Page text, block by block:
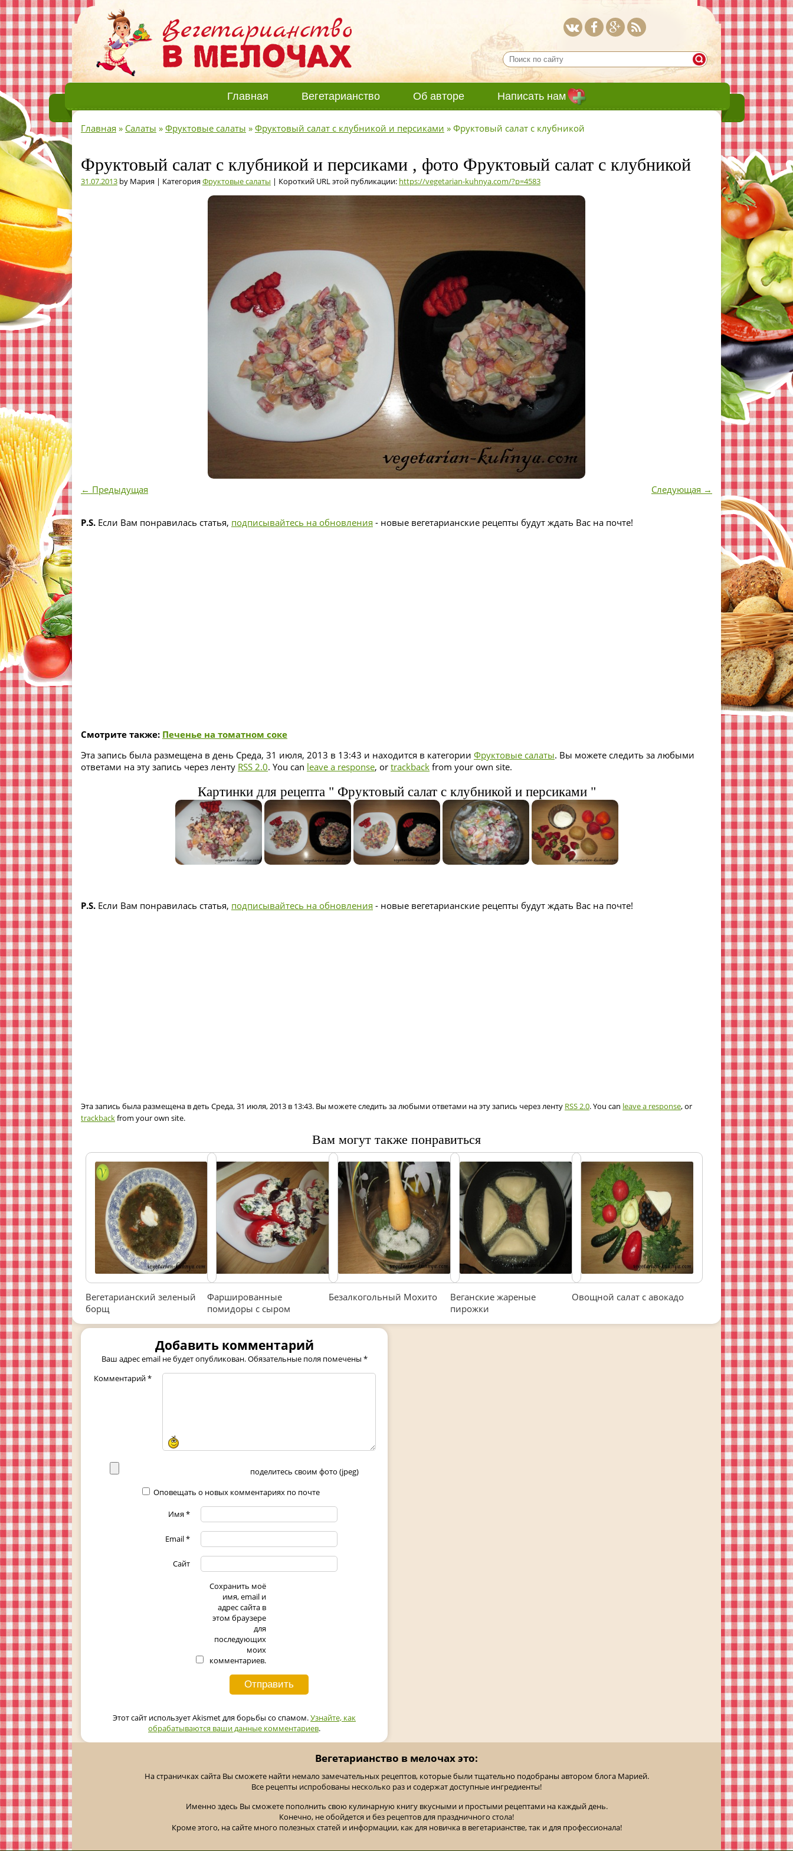
Главная Вегетарианство Об авторе Написать нам
Главная » Салаты » Фруктовые салаты » Фруктовый салат с клубникой и персиками » Фруктовый салат с клубникой
Фруктовый салат с клубникой и персиками , фото Фруктовый салат с клубникой
31.07.2013 by Мария | КатегорияФруктовые салаты | Короткий URL этой публикации: https://vegetarian-kuhnya.com/?p=4583
← Предыдущая Следующая →
P.S. Если Вам понравилась статья, подписывайтесь на обновления - новые вегетарианские рецепты будут ждать Вас на почте!
Смотрите также: Печенье на томатном соке
Эта запись была размещена в день Среда, 31 июля, 2013 в 13:43 и находится в категории Фруктовые салаты. Вы можете следить за любыми
ответами на эту запись через ленту RSS 2.0. You can leave a response, or trackback from your own site.
Картинки для рецепта " Фруктовый салат с клубникой и персиками "
P.S. Если Вам понравилась статья, подписывайтесь на обновления - новые вегетарианские рецепты будут ждать Вас на почте!
Эта запись была размещена в деть Среда, 31 июля, 2013 в 13:43. Вы можете следить за любыми ответами на эту запись через ленту RSS 2.0. You can leave a response, or
trackbackfrom your own site.
Вам могут также понравиться
Вегетарианский зеленый
борщ
Фаршированные
помидоры с сыром
Безалкогольный Мохито
Веганские жареные
пирожки
Овощной салат с авокадо
Добавить комментарий
Ваш адрес email не будет опубликован.Обязательные поля помечены *
Комментарий*
поделитесь своим фото (jpeg)
Оповещать о новых комментариях по почте
Имя*
Email*
Сайт
Сохранить моё
имя, email и
адрес сайта в
этом браузере
для
последующих
моих
комментариев.
Этот сайт использует Akismet для борьбы со спамом.Узнайте, как
обрабатываются ваши данные комментариев.
Вегетарианство в мелочах это:
На страничках сайта Вы сможете найти немало замечательных рецептов, которые были тщательно подобраны автором блога Марией.
Все рецепты испробованы несколько раз и содержат доступные ингредиенты!
Именно здесь Вы сможете пополнить свою кулинарную книгу вкусными и простыми рецептами на каждый день.
Конечно, не обойдется и без рецептов для праздничного стола!
Кроме этого, на сайте много полезных статей и информации, как для новичка в вегетарианстве, так и для профессионала!